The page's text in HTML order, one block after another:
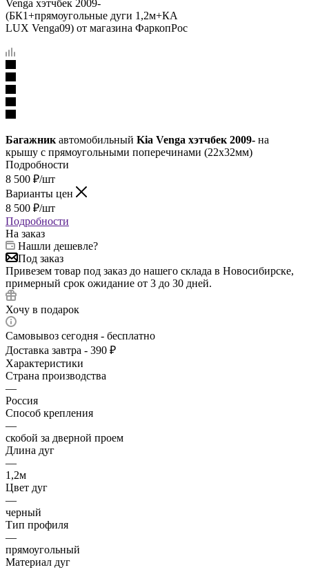
Багажник автомобильный Kia Venga хэтчбек 2009- на
крышу с прямоугольными поперечинами (22х32мм)
Подробности
8 500 ₽/шт
Варианты цен
8 500 ₽/шт
Подробности
На заказ
Нашли дешевле?
Под заказ
Привезем товар под заказ до нашего склада в Новосибирске,
примерный срок ожидание от 3 до 30 дней.
Хочу в подарок
Самовывоз сегодня - бесплатно
Доставка завтра - 390 ₽
Характеристики
Страна производства
—
Россия
Способ крепления
—
скобой за дверной проем
Длина дуг
—
1,2м
Цвет дуг
—
черный
Тип профиля
—
прямоугольный
Материал дуг